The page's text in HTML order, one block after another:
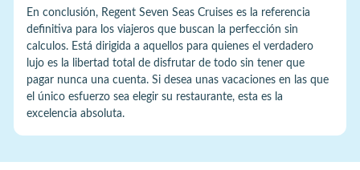
En conclusión, Regent Seven Seas Cruises es la referencia
definitiva para los viajeros que buscan la perfección sin
calculos. Está dirigida a aquellos para quienes el verdadero
lujo es la libertad total de disfrutar de todo sin tener que
pagar nunca una cuenta. Si desea unas vacaciones en las que
el único esfuerzo sea elegir su restaurante, esta es la
excelencia absoluta.